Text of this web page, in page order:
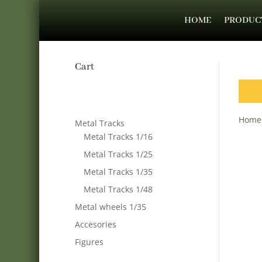
HOME
Cart
Metal Tracks
Metal Tracks 1/16
Metal Tracks 1/25
Metal Tracks 1/35
Metal Tracks 1/48
Metal wheels 1/35
Accesories
Figures
Home